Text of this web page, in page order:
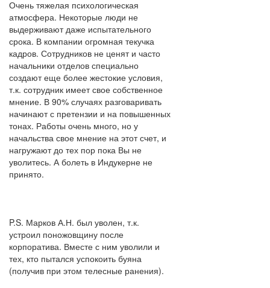
Очень тяжелая психологическая
атмосфера. Некоторые люди не
выдерживают даже испытательного
срока. В компании огромная текучка
кадров. Сотрудников не ценят и часто
начальники отделов специально
создают еще более жестокие условия,
т.к. сотрудник имеет свое собственное
мнение. В 90% случаях разговаривать
начинают с претензии и на повышенных
тонах. Работы очень много, но у
начальства свое мнение на этот счет, и
нагружают до тех пор пока Вы не
уволитесь. А болеть в Индукерне не
принято.
P.S. Марков А.Н. был уволен, т.к.
устроил поножовщину после
корпоратива. Вместе с ним уволили и
тех, кто пытался успокоить буяна
(получив при этом телесные ранения).